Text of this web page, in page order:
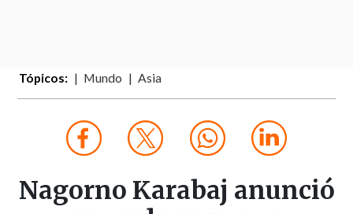
Tópicos: Mundo Asia
Nagorno Karabaj anunció